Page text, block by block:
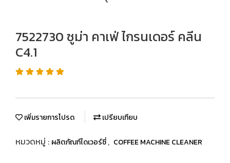
7522730 ซูม่า คาเฟ่ ไกรนเดอร์ คลีน
C4.1
เพิ่มรายการโปรด เปรียบเทียบ
หมวดหมู่ : ผลิตภัณฑ์ไดเวอร์ซี่, COFFEE MACHINE CLEANER